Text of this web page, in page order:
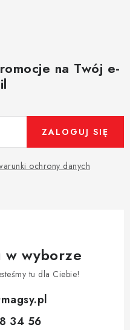
na Twój e-
ochrony danych
ZALOGUJ SIĘ
w wyborze
tu dla Ciebie!
magsy.pl
34 56